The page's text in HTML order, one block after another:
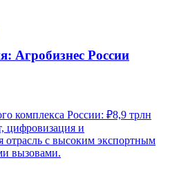
Агробизнес России
комплекса России: ₽8,9 трлн
цифровизация и
отрасль с высоким экспортным
вызовами.